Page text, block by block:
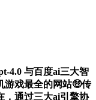
4.0 与百度ai三大智
游戏最全的网站🤑传
，通过三大ai引擎协